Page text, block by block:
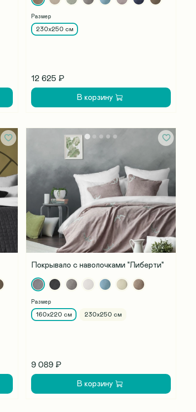
Размер
230х250 см
12 625 ₽
В корзину
Покрывало с наволочками "Либерти"
Размер
160х220 см 230х250 см
9 089 ₽
В корзину